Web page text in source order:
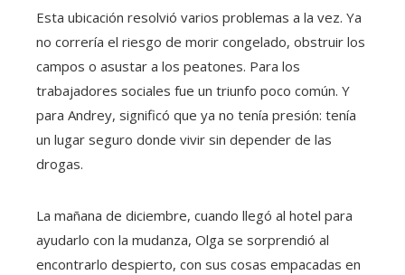
Esta ubicación resolvió varios problemas a la vez. Ya
no correría el riesgo de morir congelado, obstruir los
campos o asustar a los peatones. Para los
trabajadores sociales fue un triunfo poco común. Y
para Andrey, significó que ya no tenía presión: tenía
un lugar seguro donde vivir sin depender de las
drogas.
La mañana de diciembre, cuando llegó al hotel para
ayudarlo con la mudanza, Olga se sorprendió al
encontrarlo despierto, con sus cosas empacadas en